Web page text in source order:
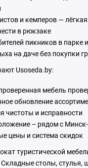
и кемперов —
в рюкзаке
пикников в парке
на даче без покупки
Usoseda.by:
мебель
обновление
чистоты и исправности
– рядом с
цены и система скидок
туристической
столы, стулья,